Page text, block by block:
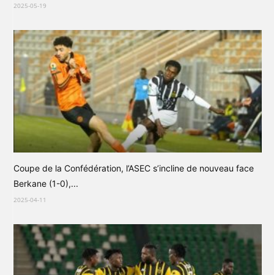
2025-05-19
Coupe de la Confédération, l’ASEC s’incline de nouveau face
Berkane (1-0),...
2025-04-11